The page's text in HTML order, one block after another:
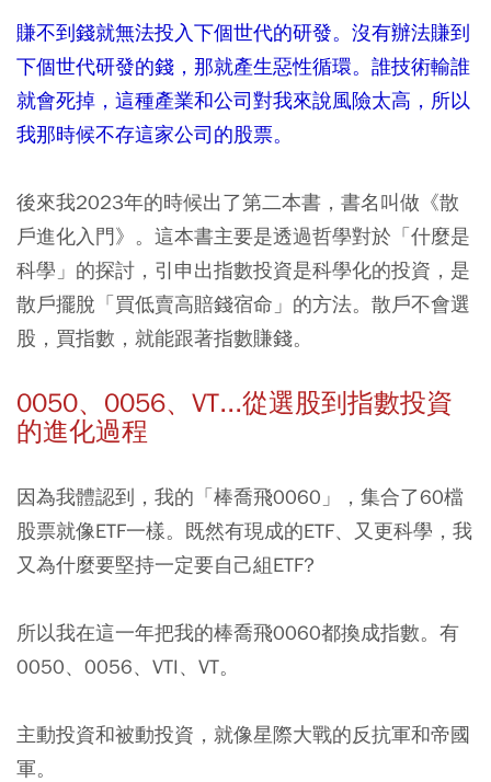
賺不到錢就無法投入下個世代的研發。沒有辦法賺到
下個世代研發的錢，那就產生惡性循環。誰技術輸誰
就會死掉，這種產業和公司對我來說風險太高，所以
我那時候不存這家公司的股票。
後來我2023年的時候出了第二本書，書名叫做《散
戶進化入門》。這本書主要是透過哲學對於「什麼是
科學」的探討，引申出指數投資是科學化的投資，是
散戶擺脫「買低賣高賠錢宿命」的方法。散戶不會選
股，買指數，就能跟著指數賺錢。
0050、0056、VT...從選股到指數投資
的進化過程
因為我體認到，我的「棒喬飛0060」，集合了60檔
股票就像ETF一樣。既然有現成的ETF、又更科學，我
又為什麼要堅持一定要自己組ETF?
所以我在這一年把我的棒喬飛0060都換成指數。有
0050、0056、VTI、VT。
主動投資和被動投資，就像星際大戰的反抗軍和帝國
軍。